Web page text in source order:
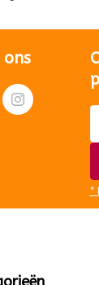
ons
*